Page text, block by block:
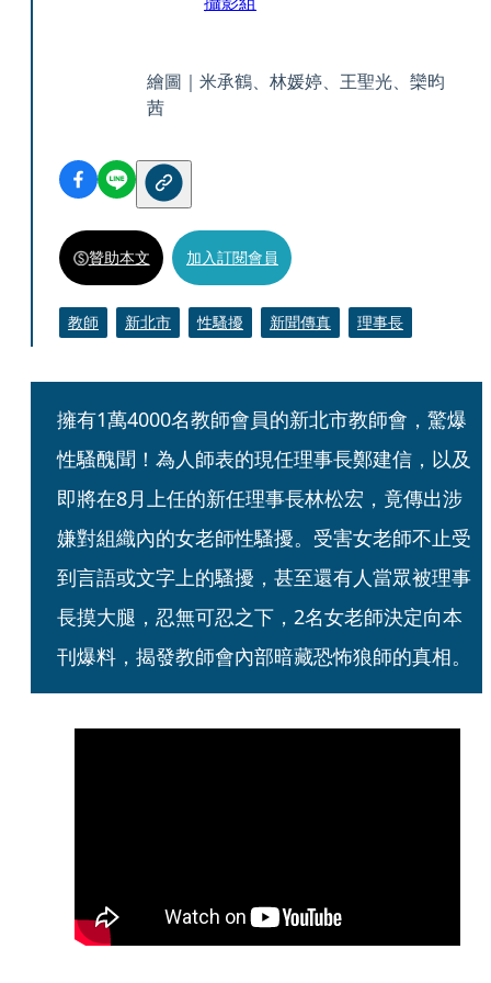
繪圖｜米承鶴、林媛婷、王聖光、欒昀
茜
贊助本文 加入訂閱會員
教師 新北市 性騷擾 新聞傳真 理事長
擁有1萬4000名教師會員的新北市教師會，驚爆
性騷醜聞！為人師表的現任理事長鄭建信，以及
即將在8月上任的新任理事長林松宏，竟傳出涉
嫌對組織內的女老師性騷擾。受害女老師不止受
到言語或文字上的騷擾，甚至還有人當眾被理事
長摸大腿，忍無可忍之下，2名女老師決定向本
刊爆料，揭發教師會內部暗藏恐怖狼師的真相。